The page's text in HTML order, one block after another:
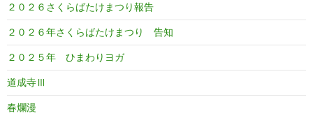
２０２６さくらばたけまつり報告
２０２６年さくらばたけまつり 告知
２０２５年 ひまわりヨガ
道成寺Ⅲ
春爛漫